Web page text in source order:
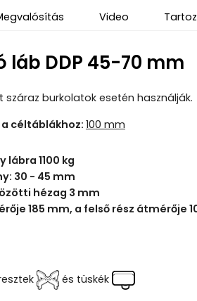
Video
láb DDP 45-70 mm
burkolatok esetén használják.
céltáblákhoz: 100 mm
lábra 1100 kg
30 - 45 mm
hézag 3 mm
185 mm, a felső rész átmérője
és tüskék